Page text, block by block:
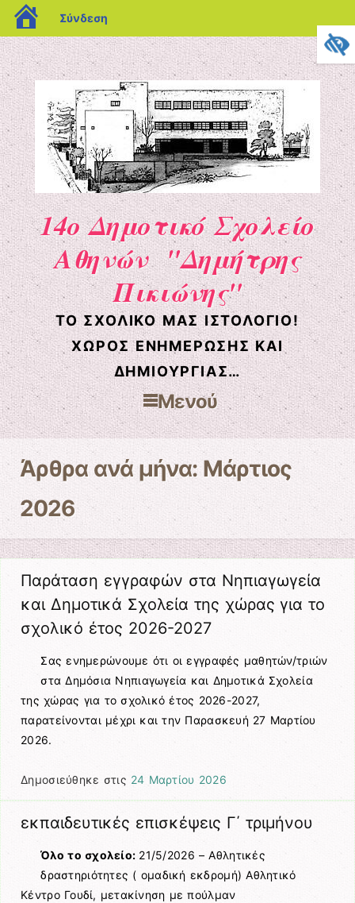
blogs.sch.gr
Σύνδεση
14ο Δημοτικό Σχολείο
Αθηνών "Δημήτρης
Πικιώνης"
ΤΟ ΣΧΟΛΙΚΌ ΜΑΣ ΙΣΤΟΛΌΓΙΟ!
ΧΏΡΟΣ ΕΝΗΜΈΡΩΣΗΣ ΚΑΙ
ΔΗΜΙΟΥΡΓΊΑΣ…
Μενού
Μετάβαση στο περιεχόμενο
Άρθρα ανά μήνα: Μάρτιος
2026
Παράταση εγγραφών στα Νηπιαγωγεία
και Δημοτικά Σχολεία της χώρας για το
σχολικό έτος 2026-2027
Σας ενημερώνουμε ότι οι εγγραφές μαθητών/τριών
στα Δημόσια Νηπιαγωγεία και Δημοτικά Σχολεία
της χώρας για το σχολικό έτος 2026-2027,
παρατείνονται μέχρι και την Παρασκευή 27 Μαρτίου
2026.
Δημοσιεύθηκε στις 24 Μαρτίου 2026
εκπαιδευτικές επισκέψεις Γ΄ τριμήνου
Όλο το σχολείο: 21/5/2026 – Αθλητικές
δραστηριότητες ( ομαδική εκδρομή) Αθλητικό
Κέντρο Γουδί, μετακίνηση με πούλμαν